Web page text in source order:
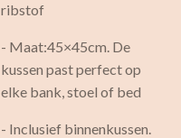
ribstof
- Maat:45×45cm. De
kussen past perfect op
elke bank, stoel of bed
- Inclusief binnenkussen.